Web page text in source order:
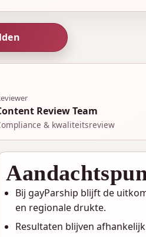
Review Team
& kwaliteitsreview
Bij gayParship blijft de
en regionale drukte.
Resultaten blijven